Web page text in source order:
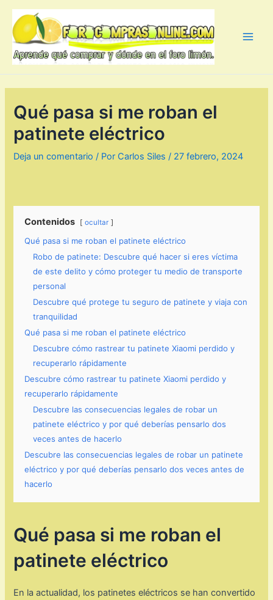
contenido
Qué pasa si me roban el
patinete eléctrico
Deja un comentario / Por Carlos Siles / 27 febrero, 2024
Contenidos ocultar
Qué pasa si me roban el patinete eléctrico
Robo de patinete: Descubre qué hacer si eres víctima
de este delito y cómo proteger tu medio de transporte
personal
Descubre qué protege tu seguro de patinete y viaja con
tranquilidad
Qué pasa si me roban el patinete eléctrico
Descubre cómo rastrear tu patinete Xiaomi perdido y
recuperarlo rápidamente
Descubre cómo rastrear tu patinete Xiaomi perdido y
recuperarlo rápidamente
Descubre las consecuencias legales de robar un
patinete eléctrico y por qué deberías pensarlo dos
veces antes de hacerlo
Descubre las consecuencias legales de robar un patinete
eléctrico y por qué deberías pensarlo dos veces antes de
hacerlo
Qué pasa si me roban el
patinete eléctrico
En la actualidad, los patinetes eléctricos se han convertido